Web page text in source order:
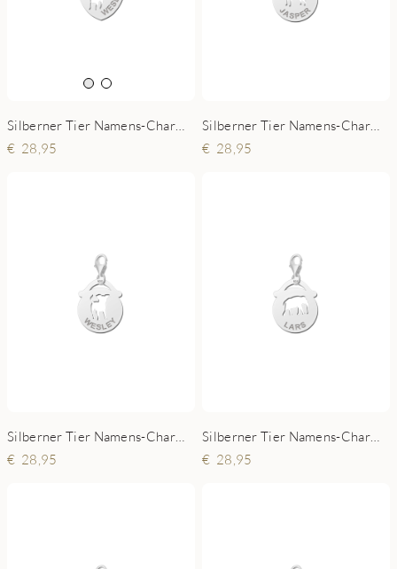
Silberner Tier Namens-Charms-Anhänger Herz Hündchen
28,95
Silberner Tier Namens-Charms-Anhänger rund Hund
28,95
Silberner Tier Namens-Charms-Anhänger rund Hündchen
28,95
Silberner Tier Namens-Charms-Anhänger rund Elefant
28,95